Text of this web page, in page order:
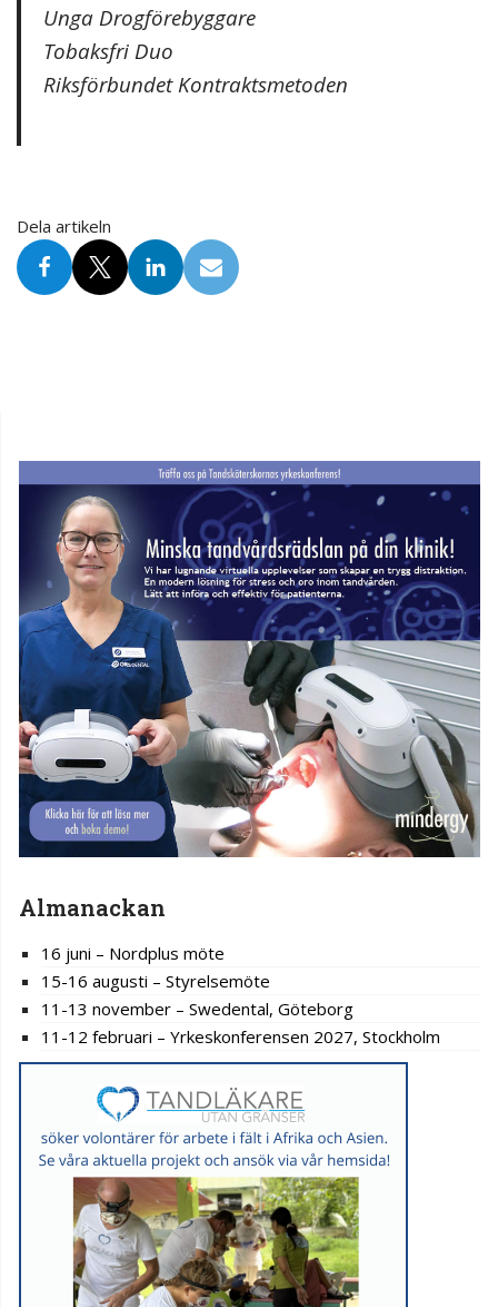
Unga Drogförebyggare
Tobaksfri Duo
Riksförbundet Kontraktsmetoden
Dela artikeln
Almanackan
16 juni – Nordplus möte
15-16 augusti – Styrelsemöte
11-13 november – Swedental, Göteborg
11-12 februari – Yrkeskonferensen 2027, Stockholm